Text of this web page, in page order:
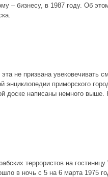
– бизнесу, в 1987 году. Об
не призвана увековечивать
энциклопедии приморского
доске написаны немного выше.
террористов на
в ночь с 5 на 6 марта 1975